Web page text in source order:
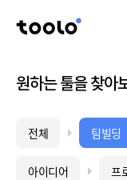
원하는 툴을 찾아
전체 팀빌딩
아이디어 프